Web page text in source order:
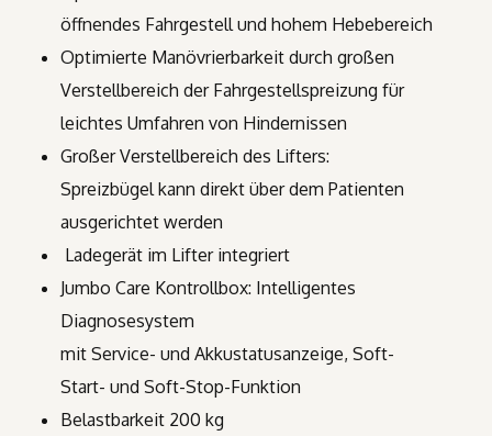
öffnendes Fahrgestell und hohem Hebebereich
Optimierte Manövrierbarkeit durch großen
Verstellbereich der Fahrgestellspreizung für
leichtes Umfahren von Hindernissen
Großer Verstellbereich des Lifters:
Spreizbügel kann direkt über dem Patienten
ausgerichtet werden
Ladegerät im Lifter integriert
Jumbo Care Kontrollbox: Intelligentes
Diagnosesystem
mit Service- und Akkustatusanzeige, Soft-
Start- und Soft-Stop-Funktion
Belastbarkeit 200 kg